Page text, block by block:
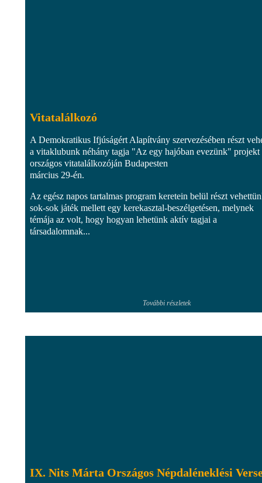
Vitatalálkozó
A Demokratikus Ifjúságért Alapítvány szervezésében részt
a vitaklubunk néhány tagja "Az egy hajóban evezünk" projekt
országos vitatalálkozóján Budapesten
március 29-én.
Az egész napos tartalmas program keretein belül részt
sok-sok játék mellett egy kerekasztal-beszélgetésen, melynek
témája az volt, hogy hogyan lehetünk aktív tagjai a
társadalomnak...
További részletek
IX. Nits Márta Országos Népdaléneklési